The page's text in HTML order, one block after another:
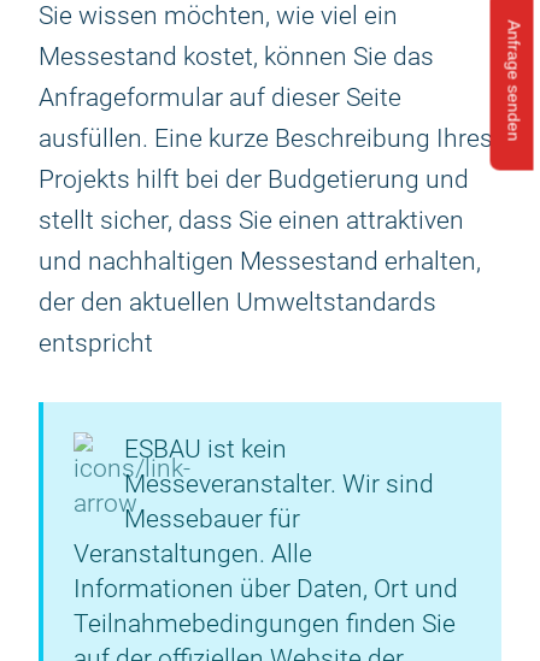
Anfrage senden
Sie wissen möchten, wie viel ein
Messestand kostet, können Sie das
Anfrageformular auf dieser Seite
ausfüllen. Eine kurze Beschreibung Ihres
Projekts hilft bei der Budgetierung und
stellt sicher, dass Sie einen attraktiven
und nachhaltigen Messestand erhalten,
der den aktuellen Umweltstandards
entspricht
ESBAU ist kein
Messeveranstalter. Wir sind
Messebauer für
Veranstaltungen. Alle
Informationen über Daten, Ort und
Teilnahmebedingungen finden Sie